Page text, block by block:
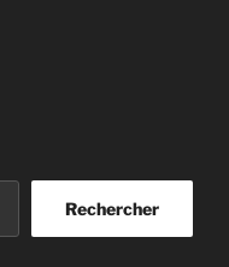
Rechercher